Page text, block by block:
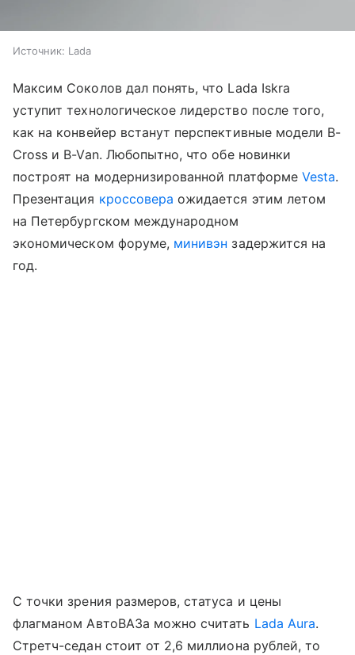
Источник: Lada
Максим Соколов дал понять, что Lada Iskra
уступит технологическое лидерство после того,
как на конвейер встанут перспективные модели B-
Cross и B-Van. Любопытно, что обе новинки
построят на модернизированной платформе Vesta.
Презентация кроссовера ожидается этим летом
на Петербургском международном
экономическом форуме, минивэн задержится на
год.
С точки зрения размеров, статуса и цены
флагманом АвтоВАЗа можно считать Lada Aura.
Стретч-седан стоит от 2,6 миллиона рублей, то